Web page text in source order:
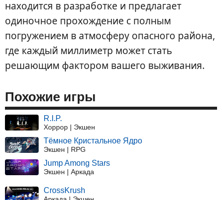
находится в разработке и предлагает
одиночное прохождение с полным
погружением в атмосферу опасного района,
где каждый миллиметр может стать
решающим фактором вашего выживания.
Похожие игры
R.I.P.
Хоррор | Экшен
Тёмное Кристальное Ядро
Экшен | RPG
Jump Among Stars
Экшен | Аркада
CrossKrush